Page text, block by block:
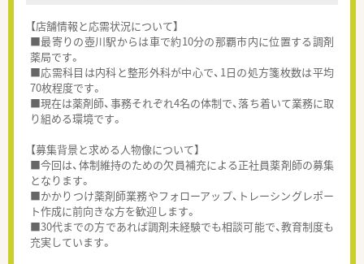
【店舗情報と応需状況について】
■最寄りの壺川駅からは車で約10分の那覇市内に位置する調剤
薬局です。
■応需科目は内科と整形外科が中心で、1日の処方箋枚数は平均
70枚程度です。
■現在は薬剤師、事務それぞれ4名の体制で、落ち着いて業務に取
り組める環境です。
【募集背景と求める人物像について】
■今回は、体制維持のための欠員補充による正社員薬剤師の募集
となります。
■かかりつけ薬剤師業務やフォローアップ、トレーシングレポー
ト作成に前向きな方を歓迎します。
■30代までの方であれば調剤未経験でも相談可能で、教育制度も
充実しています。